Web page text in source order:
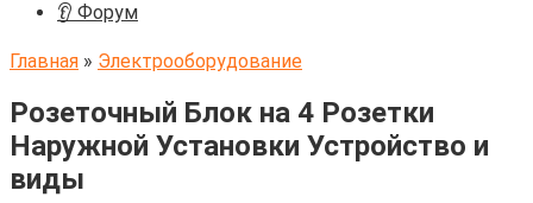
👂 Форум
Главная » Электрооборудование
Розеточный Блок на 4 Розетки
Наружной Установки Устройство и
виды